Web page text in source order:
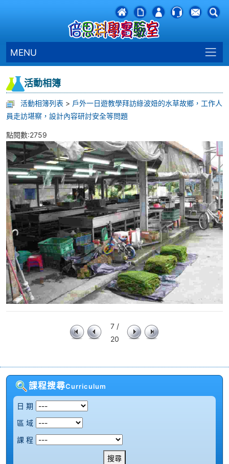
MENU
活動相簿
活動相簿列表 > 戶外一日遊教學拜訪綠波妞的水草故鄉，工作人
員走訪堪察，設計內容研討安全等問題
點閱數:2759
7 /
20
課程搜尋Curriculum
日 期
區 域
課 程
搜尋